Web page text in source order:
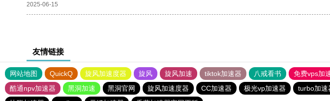
2025-06-15
友情链接
网站地图 QuickQ 旋风加速度器 旋风 旋风加速 tiktok加速器 八戒看书 免费vps加
酷通npv加速器
黑洞加速 黑洞官网 旋风加速度器 CC加速器 极光vp加速器 turbo加速